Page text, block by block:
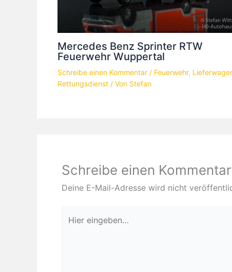
Mercedes Benz Sprinter RTW
Feuerwehr Wuppertal
Schreibe einen Kommentar / Feuerwehr,
Rettungsdienst / Von Stefan
Schreibe einen Kommentar
Deine E-Mail-Adresse wird nicht
eingeben…